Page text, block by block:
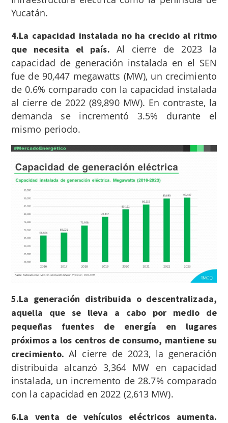
Yucatán.
4.La capacidad instalada no ha crecido al ritmo
que necesita el país. Al cierre de 2023 la
capacidad de generación instalada en el SEN
fue de 90,447 megawatts (MW), un crecimiento
de 0.6% comparado con la capacidad instalada
al cierre de 2022 (89,890 MW). En contraste, la
demanda se incrementó 3.5% durante el
mismo periodo.
5.La generación distribuida o descentralizada,
aquella que se lleva a cabo por medio de
pequeñas fuentes de energía en lugares
próximos a los centros de consumo, mantiene su
crecimiento.Al cierre de 2023, la generación
distribuida alcanzó 3,364 MW en capacidad
instalada, un incremento de 28.7% comparado
con la capacidad en 2022 (2,613 MW).
6.La venta de vehículos eléctricos aumenta.